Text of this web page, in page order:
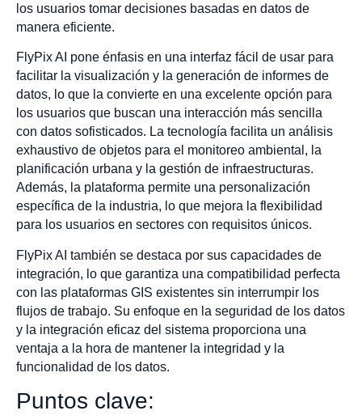
los usuarios tomar decisiones basadas en datos de
manera eficiente.
FlyPix AI pone énfasis en una interfaz fácil de usar para
facilitar la visualización y la generación de informes de
datos, lo que la convierte en una excelente opción para
los usuarios que buscan una interacción más sencilla
con datos sofisticados. La tecnología facilita un análisis
exhaustivo de objetos para el monitoreo ambiental, la
planificación urbana y la gestión de infraestructuras.
Además, la plataforma permite una personalización
específica de la industria, lo que mejora la flexibilidad
para los usuarios en sectores con requisitos únicos.
FlyPix AI también se destaca por sus capacidades de
integración, lo que garantiza una compatibilidad perfecta
con las plataformas GIS existentes sin interrumpir los
flujos de trabajo. Su enfoque en la seguridad de los datos
y la integración eficaz del sistema proporciona una
ventaja a la hora de mantener la integridad y la
funcionalidad de los datos.
Puntos clave: